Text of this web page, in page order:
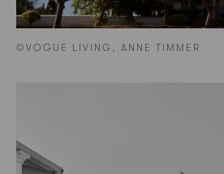
©VOGUE LIVING, ANNE TIMMER